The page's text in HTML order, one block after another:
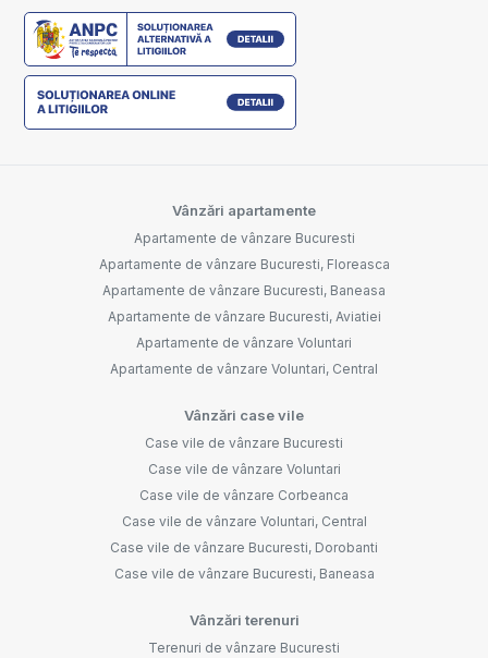
Vânzări apartamente
Apartamente de vânzare Bucuresti
Apartamente de vânzare Bucuresti, Floreasca
Apartamente de vânzare Bucuresti, Baneasa
Apartamente de vânzare Bucuresti, Aviatiei
Apartamente de vânzare Voluntari
Apartamente de vânzare Voluntari, Central
Vânzări case vile
Case vile de vânzare Bucuresti
Case vile de vânzare Voluntari
Case vile de vânzare Corbeanca
Case vile de vânzare Voluntari, Central
Case vile de vânzare Bucuresti, Dorobanti
Case vile de vânzare Bucuresti, Baneasa
Vânzări terenuri
Terenuri de vânzare Bucuresti